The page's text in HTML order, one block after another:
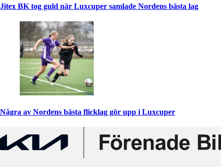
Jitex BK tog guld när Luxcuper samlade Nordens bästa lag
Några av Nordens bästa flicklag gör upp i Luxcuper